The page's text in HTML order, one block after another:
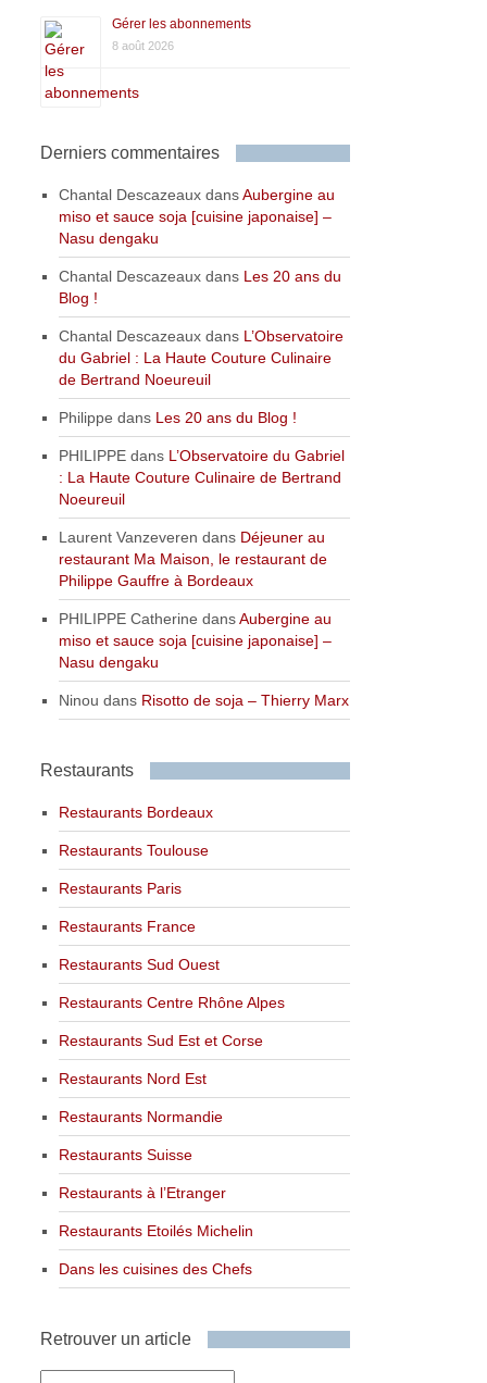
Gérer les abonnements
8 août 2026
Derniers commentaires
Chantal Descazeaux dansAubergine au
miso et sauce soja [cuisine japonaise] –
Nasu dengaku
Chantal Descazeaux dans Les 20 ans du
Blog !
Chantal Descazeaux dans L’Observatoire
du Gabriel : La Haute Couture Culinaire
de Bertrand Noeureuil
Philippe dans Les 20 ans du Blog !
PHILIPPE dans L’Observatoire du Gabriel
: La Haute Couture Culinaire de Bertrand
Noeureuil
Laurent Vanzeveren dans Déjeuner au
restaurant Ma Maison, le restaurant de
Philippe Gauffre à Bordeaux
PHILIPPE Catherine dansAubergine au
miso et sauce soja [cuisine japonaise] –
Nasu dengaku
Ninou dans Risotto de soja – Thierry Marx
Restaurants
Restaurants Bordeaux
Restaurants Toulouse
Restaurants Paris
Restaurants France
Restaurants Sud Ouest
Restaurants Centre Rhône Alpes
Restaurants Sud Est et Corse
Restaurants Nord Est
Restaurants Normandie
Restaurants Suisse
Restaurants à l’Etranger
Restaurants Etoilés Michelin
Dans les cuisines des Chefs
Retrouver un article